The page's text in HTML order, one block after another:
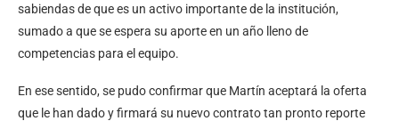
sabiendas de que es un activo importante de la institución,
sumado a que se espera su aporte en un año lleno de
competencias para el equipo.
En ese sentido, se pudo confirmar que Martín aceptará la oferta
que le han dado y firmará su nuevo contrato tan pronto reporte